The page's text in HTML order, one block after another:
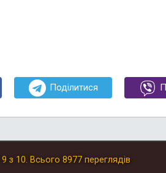
Поділитися
9 з 10. Всього 8977 переглядів